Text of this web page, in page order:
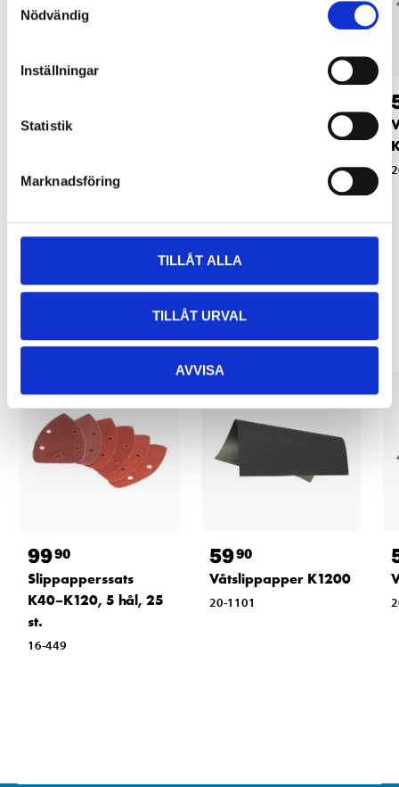
Nödvändig
Inställningar
Statistik
Marknadsföring
TILLÅT ALLA
TILLÅT URVAL
AVVISA
Våtslippapper K400,
Våtslippapper K800,
Relaterade produkter
9990
Slippapperssats
K40–K120, 5 hål, 25
st.
16-449
5990
Våtslippapper K1200
20-1101